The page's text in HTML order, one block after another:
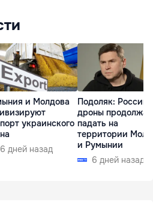
и Молдова
украинского
6 дней назад
Подоляк:
дроны продолжат
падать на
территории
и Румынии
6 дней назад